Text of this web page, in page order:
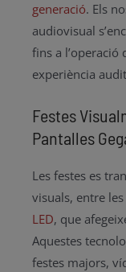
generació. Els
audiovisual
fins a l’operació
experiència
Festes
Pantalles
Les festes es
visuals, entre les
LED, que
Aquestes
festes majors,